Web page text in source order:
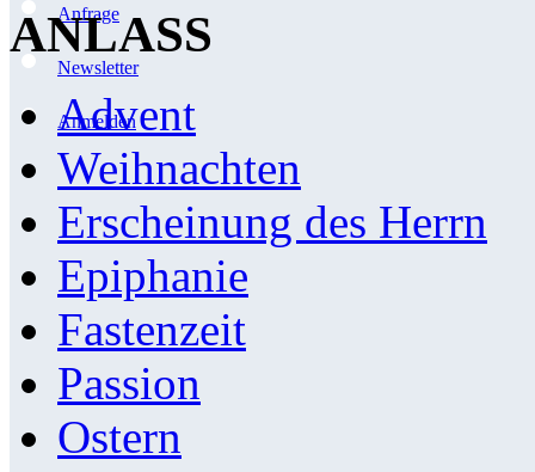
Anfrage
Newsletter
Anmelden
ANLASS
Advent
Weihnachten
Erscheinung des Herrn
Epiphanie
Fastenzeit
Passion
Ostern